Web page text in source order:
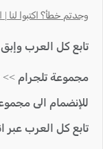
وجدتم خطأ؟ اكتبوا لنا
تابع كل العرب
مجموعة تلجرام >>
للإنضمام الى
تابع كل العرب عبر